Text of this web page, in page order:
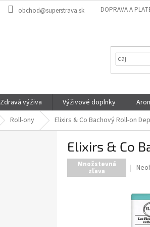
obchod@superstrava.sk DOPRAVA A
Zdravá výživa Výživové doplnky
Roll-ony Elixirs & Co Bachový Roll-on
Elixirs & Co
Množstevná
zľava
je
0,0
z
5